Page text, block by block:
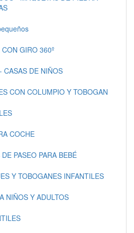
GIRO 360º
CASAS DE NIÑOS
CON COLUMPIO Y TOBOGAN
COCHE
PASEO PARA BEBÉ
Y TOBOGANES INFANTILES
NIÑOS Y ADULTOS